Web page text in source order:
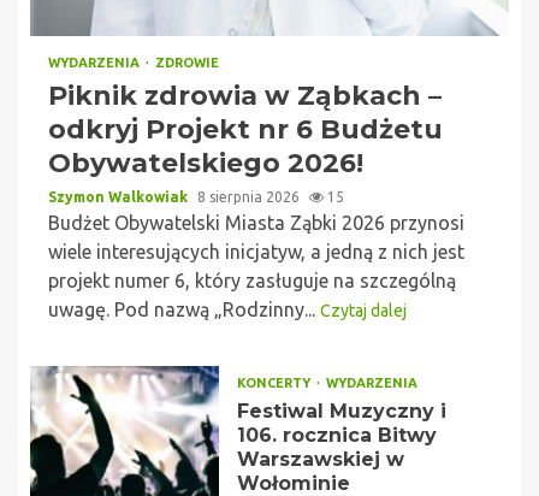
WYDARZENIA ZDROWIE
Piknik zdrowia w Ząbkach –
odkryj Projekt nr 6 Budżetu
Obywatelskiego 2026!
Szymon Walkowiak 8 sierpnia 2026 15
Budżet Obywatelski Miasta Ząbki 2026 przynosi
wiele interesujących inicjatyw, a jedną z nich jest
projekt numer 6, który zasługuje na szczególną
uwagę. Pod nazwą „Rodzinny... Czytaj dalej
KONCERTY WYDARZENIA
Festiwal Muzyczny i
106. rocznica Bitwy
Warszawskiej w
Wołominie